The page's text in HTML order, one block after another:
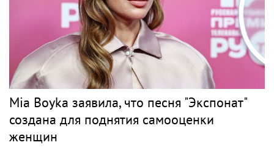
Mia Boyka заявила, что песня "Экспонат"
создана для поднятия самооценки
женщин